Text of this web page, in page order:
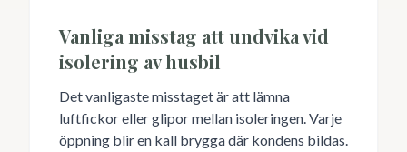
Vanliga misstag att undvika vid
isolering av husbil
Det vanligaste misstaget är att lämna
luftfickor eller glipor mellan isoleringen. Varje
öppning blir en kall brygga där kondens bildas.